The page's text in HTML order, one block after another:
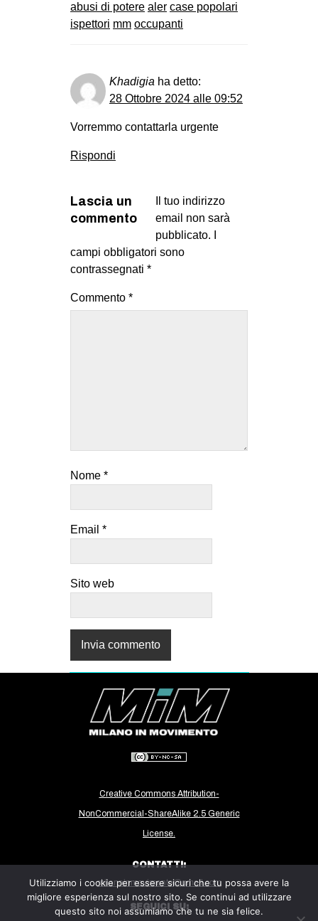
abusi di potere aler case popolari
ispettori mm occupanti
Khadigia ha detto:
28 Ottobre 2024 alle 09:52
Vorremmo contattarla urgente
Rispondi
Lascia un
commento
Il tuo indirizzo
email non sarà
pubblicato.
campi obbligatori sono
contrassegnati *
Commento *
Nome *
Email *
Sito web
Creative Commons Attribution-
NonCommercial-ShareAlike 2.5 Generic
License.
CONTATTI:
milanoinmovimento@gmail.com
SEGUICI SU:
Utilizziamo i cookie per essere sicuri che tu possa avere la
migliore esperienza sul nostro sito. Se continui ad utilizzare
questo sito noi assumiamo che tu ne sia felice.